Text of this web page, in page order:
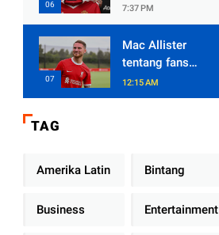
Trafford.
7:37 PM
Mac Allister
tentang fans
Liverpool dan
Boca Junior
12:15 AM
TAG
Amerika Latin Bintang
Business Entertainment